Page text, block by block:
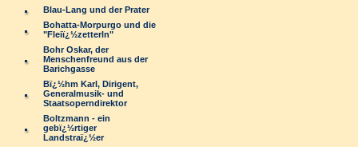
Blau-Lang und der Prater
Bohatta-Morpurgo und die
"Fleiï¿½zetterln"
Bohr Oskar, der
Menschenfreund aus der
Barichgasse
Bï¿½hm Karl, Dirigent,
Generalmusik- und
Staatsoperndirektor
Boltzmann - ein
gebï¿½rtiger
Landstraï¿½er